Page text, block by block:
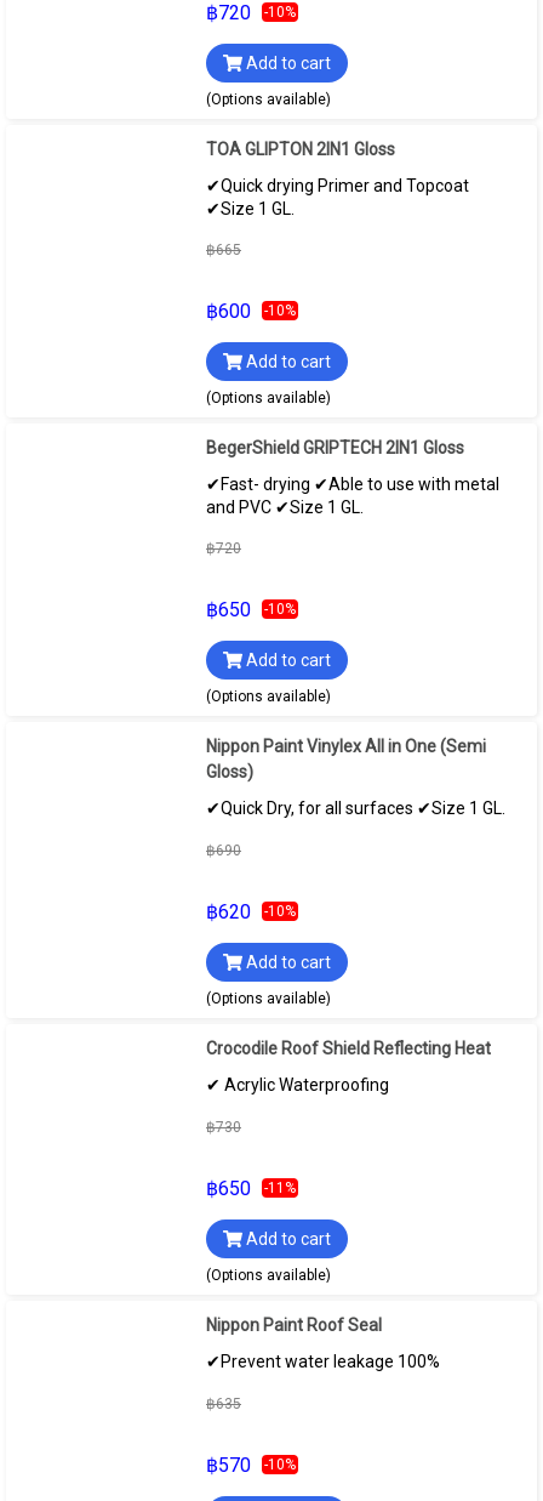
฿720 -10%
Add to cart
(Options available)
TOA GLIPTON 2IN1 Gloss
✔Quick drying Primer and Topcoat
✔Size 1 GL.
฿665
฿600 -10%
Add to cart
(Options available)
BegerShield GRIPTECH 2IN1 Gloss
✔Fast- drying ✔Able to use with metal
and PVC ✔Size 1 GL.
฿720
฿650 -10%
Add to cart
(Options available)
Nippon Paint Vinylex All in One (Semi
Gloss)
✔Quick Dry, for all surfaces ✔Size 1 GL.
฿690
฿620 -10%
Add to cart
(Options available)
Crocodile Roof Shield Reflecting Heat
✔ Acrylic Waterproofing
฿730
฿650 -11%
Add to cart
(Options available)
Nippon Paint Roof Seal
✔Prevent water leakage 100%
฿635
฿570 -10%